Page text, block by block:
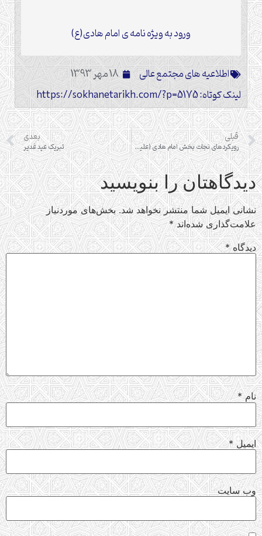
ورود به ویژه نامه ی امام هادی(ع)
اطلاعیه های مجتمع عالی
18 مهر 1393
لینک کوتاه: https://sokhanetarikh.com/?p=5175
قبلی
رویکردهای نجات بخش امام هادی (علیه السلام) در منازعه بین عقل و نقل
بعدی
تبریک عید غدیر
دیدگاهتان را بنویسید
نشانی ایمیل شما منتشر نخواهد شد. بخش‌های موردنیاز
علامت‌گذاری شده‌اند*
دیدگاه*
نام*
ایمیل *
وب‌ سایت